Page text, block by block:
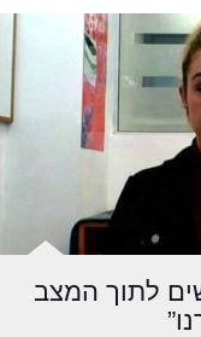
לתוך המצב